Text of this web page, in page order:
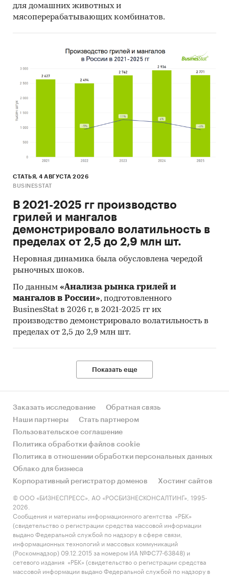
для домашних животных и
мясоперерабатывающих комбинатов.
СТАТЬЯ, 4 АВГУСТА 2026
BUSINESSTAT
В 2021-2025 гг производство
грилей и мангалов
демонстрировало волатильность в
пределах от 2,5 до 2,9 млн шт.
Неровная динамика была обусловлена чередой
рыночных шоков.
По данным «Анализа рынка грилей и
мангалов в России», подготовленного
BusinesStat в 2026 г, в 2021-2025 гг их
производство демонстрировало волатильность в
пределах от 2,5 до 2,9 млн шт.
Показать еще
Заказать исследование
Обратная связь
Наши партнеры
Стать партнером
Пользовательское соглашение
Политика обработки файлов cookie
Политика в отношении обработки персональных данных
Облако для бизнеса
Корпоративный регистратор доменов
Хостинг сайтов
© ООО «БИЗНЕСПРЕСС», АО «РОСБИЗНЕСКОНСАЛТИНГ», 1995-
2026.
Сообщения и материалы информационного агентства «РБК»
(свидетельство о регистрации средства массовой информации
выдано Федеральной службой по надзору в сфере связи,
информационных технологий и массовых коммуникаций
(Роскомнадзор) 09.12.2015 за номером ИА №ФС77-63848) и
сетевого издания «РБК» (свидетельство о регистрации средства
массовой информации выдано Федеральной службой по надзору в